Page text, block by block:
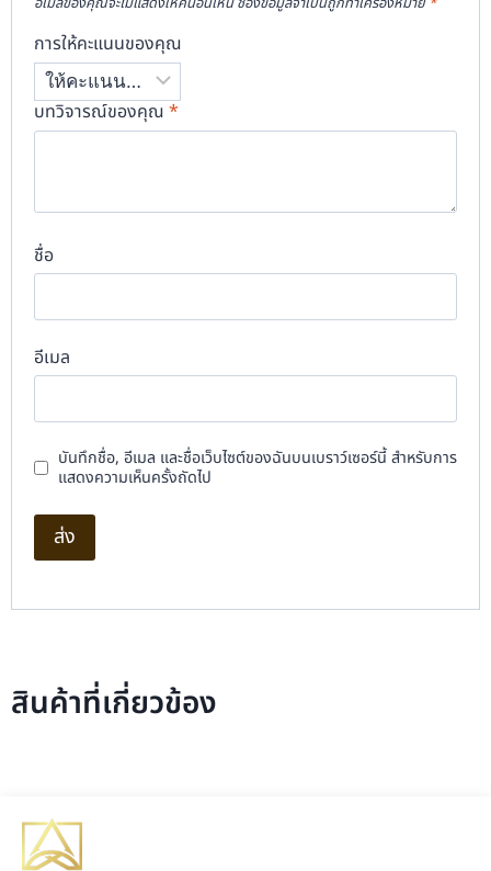
การให้คะแนนของคุณ
บทวิจารณ์ของคุณ *
ชื่อ
อีเมล
บันทึกชื่อ, อีเมล และชื่อเว็บไซต์ของฉันบนเบราว์เซอร์นี้ สำหรับการ
แสดงความเห็นครั้งถัดไป
สินค้าที่เกี่ยวข้อง